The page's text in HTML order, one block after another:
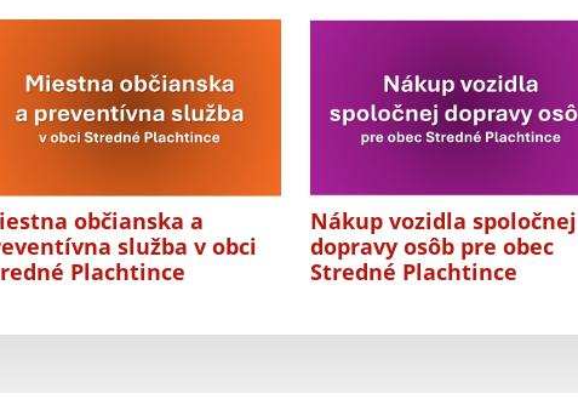
občianska a
služba v obci
Plachtince
Nákup vozidla spoločnej
dopravy osôb pre obec
Stredné Plachtince